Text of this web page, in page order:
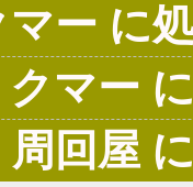
ー に
クマー
周回屋